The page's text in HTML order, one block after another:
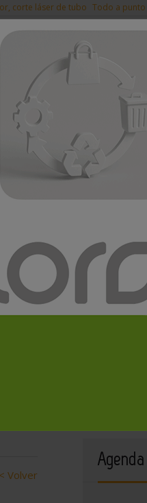
corte láser de tubo Todo a
| Es noticia | CANAL
EMPRESAS DEL SECTOR DEL METAL
< Volver
Agenda